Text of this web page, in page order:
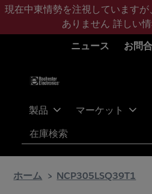
メ
ン
フ
タ
現在中東情勢を注視しています
ありません 詳しい
ニュース
お問
製品 マーケット
検索
ホーム NCP305LSQ39T1